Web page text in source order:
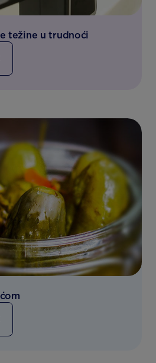
težine u trudnoći